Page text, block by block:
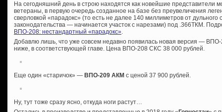
На сегодняшний день в строю находятся как новейшие представители
ветераны, в первую очередь созданное на базе без преувеличения
сверловкой «парадокс» (то есть не далее 140 миллиметров от
законодательства — начинается участок с нарезами) под .366ТКМ.
ВПО-208: нестандартный «парадокс».
Добавлю лишь, что уже совсем недавно появилась новая версия —
ниже, в соответствующей главе. Цена ВПО-208 СКС 38 000 рублей.
Еще один «старичок» — ВПО-209 АКМ с ценой 37 900 рублей.
Ну, тут тоже сразу ясно, откуда ноги растут…